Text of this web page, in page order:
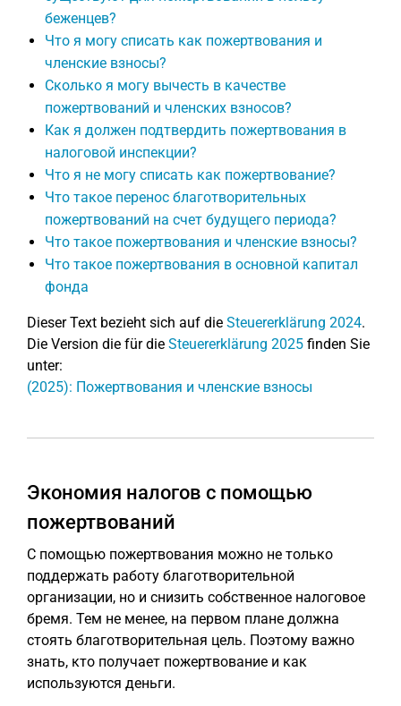
беженцев?
Что я могу списать как пожертвования и
членские взносы?
Сколько я могу вычесть в качестве
пожертвований и членских взносов?
Как я должен подтвердить пожертвования в
налоговой инспекции?
Что я не могу списать как пожертвование?
Что такое перенос благотворительных
пожертвований на счет будущего периода?
Что такое пожертвования и членские взносы?
Что такое пожертвования в основной капитал
фонда
Dieser Text bezieht sich auf die Steuererklärung 2024.
Die Version die für die Steuererklärung 2025 finden Sie
unter:
(2025): Пожертвования и членские взносы
Экономия налогов с помощью
пожертвований
С помощью пожертвования можно не только
поддержать работу благотворительной
организации, но и снизить собственное налоговое
бремя. Тем не менее, на первом плане должна
стоять благотворительная цель. Поэтому важно
знать, кто получает пожертвование и как
используются деньги.